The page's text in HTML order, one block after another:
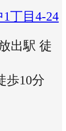
丁目4-24
出駅 徒
歩10分